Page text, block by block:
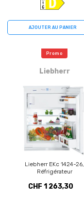
AJOUTER AU PANIER
Promo
Liebherr
Liebherr EKc 1424-26,
Réfrigérateur
CHF 1 263,30